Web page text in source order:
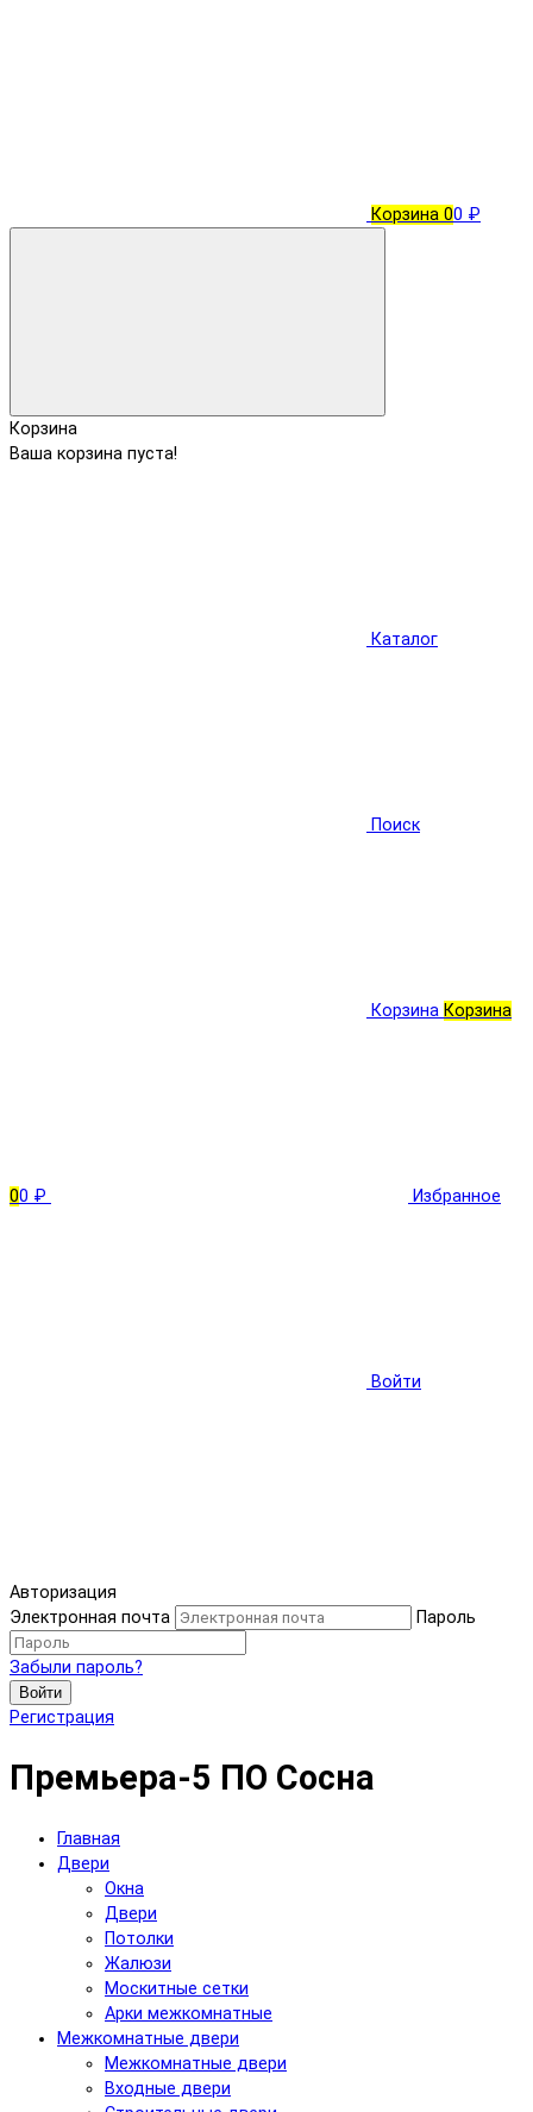
Корзина 00 ₽
Корзина
Ваша корзина пуста!
Каталог
Поиск
Корзина Корзина
00 ₽ Избранное
Войти
Авторизация
Электронная почта
Пароль
Забыли пароль?
Войти
Регистрация
Премьера-5 ПО Сосна
Главная
Двери
Окна
Двери
Потолки
Жалюзи
Москитные сетки
Арки межкомнатные
Межкомнатные двери
Межкомнатные двери
Входные двери